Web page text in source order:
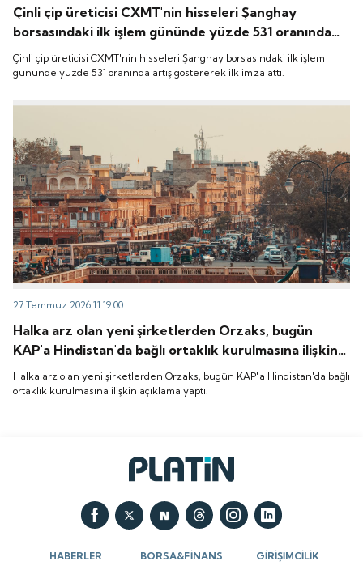
Çinli çip üreticisi CXMT'nin hisseleri Şanghay
borsasındaki ilk işlem gününde yüzde 531 oranında
artış göstererek ilk imza attı.
Çinli çip üreticisi CXMT'nin hisseleri Şanghay borsasındaki ilk işlem
gününde yüzde 531 oranında artış göstererek ilk imza attı.
27 Temmuz 2026 11:19:00
Halka arz olan yeni şirketlerden Orzaks, bugün
KAP'a Hindistan'da bağlı ortaklık kurulmasına ilişkin
açıklama yaptı.
Halka arz olan yeni şirketlerden Orzaks, bugün KAP'a Hindistan'da bağlı
ortaklık kurulmasına ilişkin açıklama yaptı.
HABERLER BORSA&FİNANS GİRİŞİMCİLİK